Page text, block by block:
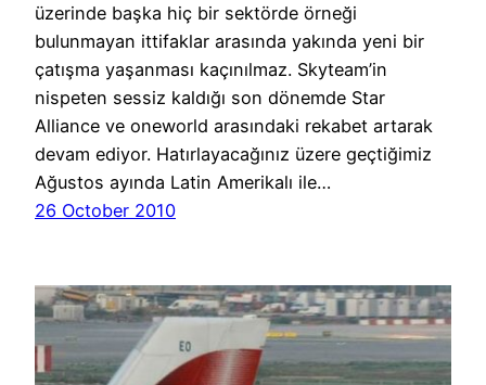
üzerinde başka hiç bir sektörde örneği
bulunmayan ittifaklar arasında yakında yeni bir
çatışma yaşanması kaçınılmaz. Skyteam’in
nispeten sessiz kaldığı son dönemde Star
Alliance ve oneworld arasındaki rekabet artarak
devam ediyor. Hatırlayacağınız üzere geçtiğimiz
Ağustos ayında Latin Amerikalı ile…
26 October 2010